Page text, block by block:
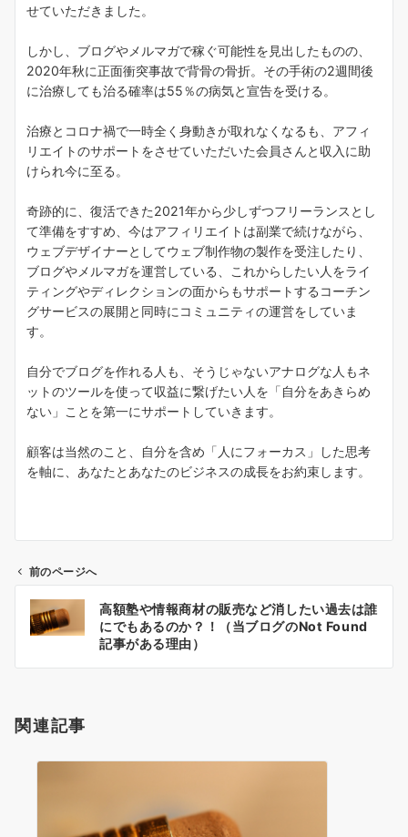
せていただきました。
しかし、ブログやメルマガで稼ぐ可能性を見出したものの、
2020年秋に正面衝突事故で背骨の骨折。その手術の2週間後
に治療しても治る確率は55％の病気と宣告を受ける。
治療とコロナ禍で一時全く身動きが取れなくなるも、アフィ
リエイトのサポートをさせていただいた会員さんと収入に助
けられ今に至る。
奇跡的に、復活できた2021年から少しずつフリーランスとし
て準備をすすめ、今はアフィリエイトは副業で続けながら、
ウェブデザイナーとしてウェブ制作物の製作を受注したり、
ブログやメルマガを運営している、これからしたい人をライ
ティングやディレクションの面からもサポートするコーチン
グサービスの展開と同時にコミュニティの運営をしていま
す。
自分でブログを作れる人も、そうじゃないアナログな人もネ
ットのツールを使って収益に繋げたい人を「自分をあきらめ
ない」ことを第一にサポートしていきます。
顧客は当然のこと、自分を含め「人にフォーカス」した思考
を軸に、あなたとあなたのビジネスの成長をお約束します。
投
稿
ゲ
前のページへ
高額塾や情報商材の販売など消したい過去は誰
にでもあるのか？！（当ブログのNot Found
記事がある理由）
関連記事